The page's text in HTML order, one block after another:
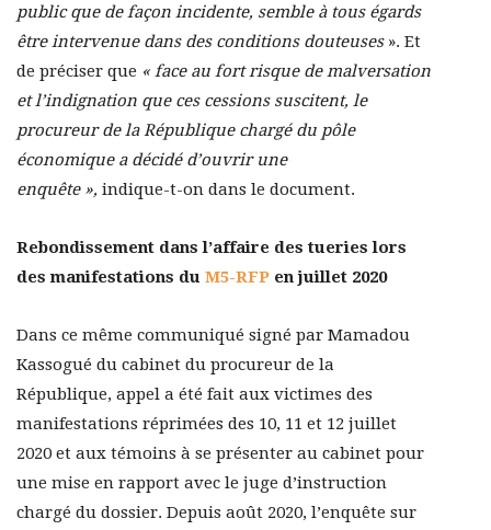
public que de façon incidente, semble à tous égards
être intervenue dans des conditions douteuses». Et
de préciser que « face au fort risque de malversation
et l’indignation que ces cessions suscitent, le
procureur de la République chargé du pôle
économique a décidé d’ouvrir une
enquête », indique-t-on dans le document.
Rebondissement dans l’affaire des tueries lors
des manifestations du M5-RFP en juillet 2020
Dans ce même communiqué signé par Mamadou
Kassogué du cabinet du procureur de la
République, appel a été fait aux victimes des
manifestations réprimées des 10, 11 et 12 juillet
2020 et aux témoins à se présenter au cabinet pour
une mise en rapport avec le juge d’instruction
chargé du dossier. Depuis août 2020, l’enquête sur